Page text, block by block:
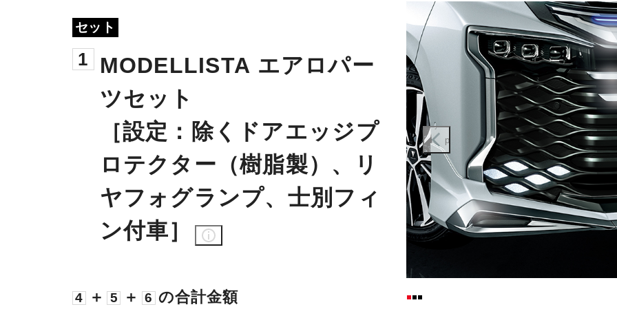
セット
1
MODELLISTA エアロパー
ツセット
​［設定：除くドアエッジプ
ロテクター（樹脂製）、リ
ヤフォグランプ、士別フィ
ン付車］
4 ＋ 5 ＋ 6 の合計金額
prev